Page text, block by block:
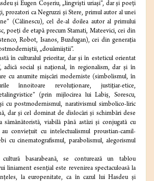
şi Eugen Coşeriu, „lingvişti uriaşi”, dar şi poeţi
prozatori ca Negruzzi şi Stere, primul autor al unei
(Călinescu), cel de-al doilea autor al primului
poeţi de etapă precum Stamati, Mateevici, cei din
Robot, Isanos, Buzdugan), cei din generaţia
„douămiiştii”.
în culturalul prioritar, dar şi în esteticul orientat
adică social şi naţional, în regionalism, dar şi în
cu anumite mişcări moderniste (simbolismul, în
înnoitoare revoluţionare, justiţiar-etice,
(prin mijlocirea lui Labiş, Sorescu,
şi cu postmodernismul, narativismul simbolico-liric
dar şi cel dominat de dislocări şi schimbări dese
sămănătoristă, viabilă până astăzi şi conjugată cu
au convieţuit cu intelectualismul proustian-camil-
cu cinematografismul, parabolismul, alegorismul
cultură basarabeană, se conturează un tablou
liniament esenţial este revenirea spectaculoasă la
la europenitate, ca în cazul lui Hasdeu şi